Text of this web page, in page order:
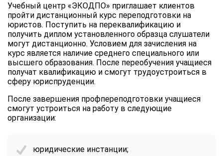
Учебный центр «ЭКОДПО» приглашает клиентов
пройти дистанционный курс переподготовки на
юристов. Поступить на переквалификацию и
получить диплом установленного образца слушатели
могут дистанционно. Условием для зачисления на
курс является наличие среднего специального или
высшего образования. После переобучения учащиеся
получат квалификацию и смогут трудоустроиться в
сферу юриспруденции.
После завершения профпереподготовки учащиеся
смогут устроиться на работу в следующие
организации:
юридические инстанции;